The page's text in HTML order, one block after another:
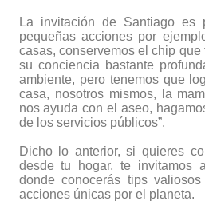
La invitación de Santiago es
pequeñas acciones por
casas, conservemos el chip
su conciencia bastante
ambiente, pero tenemos que
casa, nosotros mismos, la
nos ayuda con el aseo,
de los servicios públicos”.
Dicho lo anterior, si quieres
desde tu hogar, te invitamos
donde conocerás tips
acciones únicas por el planeta.